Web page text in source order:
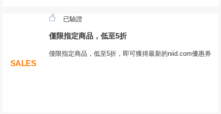
SALES
已驗證
僅限指定商品，低至5折
僅限指定商品，低至5折，即可獲得最新的niid.com優惠券